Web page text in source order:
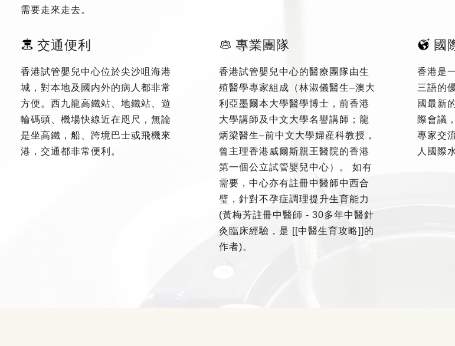
需要走來走去。
交通便利
香港試管嬰兒中心位於尖沙咀海港
城，對本地及國内外的病人都非常
方便。西九龍高鐵站、地鐵站、遊
輪碼頭、機場快線近在咫尺，無論
是坐高鐵，船、跨境巴士或飛機來
港，交通都非常便利。
專業團隊
香港試管嬰兒中心的醫療團隊由生
殖醫學專家組成（林淑儀醫生–澳大
利亞墨爾本大學醫學博士，前香港
大學講師及中文大學名譽講師；龍
炳梁醫生–前中文大學婦産科教授，
曾主理香港威爾斯親王醫院的香港
第一個公立試管嬰兒中心）。 如有
需要，中心亦有註冊中醫師中西合
璧，針對不孕症調理提升生育能力
(黃梅芳註冊中醫師 - 30多年中醫針
灸臨床經驗，是 [[中醫生育攻略]]的
作者)。
國
香港是
三語的
國最新
際會議
專家交
人國際